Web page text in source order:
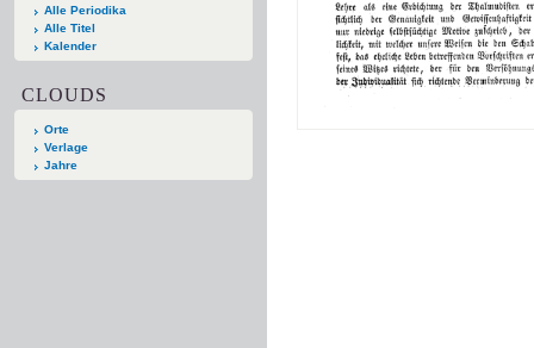
Alle Periodika
Alle Titel
Kalender
CLOUDS
Orte
Verlage
Jahre